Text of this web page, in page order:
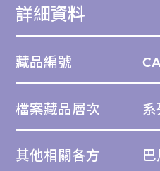
巴馬丹拿項目編號：
詳細資料
藏品編號
檔案藏品層次 系
其他相關各方